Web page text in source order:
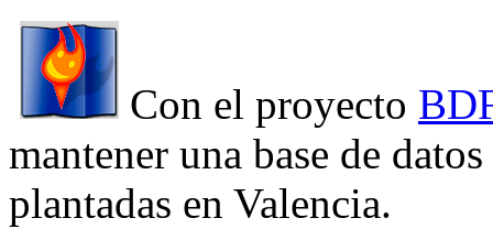
Con el proyecto
mantener una base de
plantadas en Valencia.